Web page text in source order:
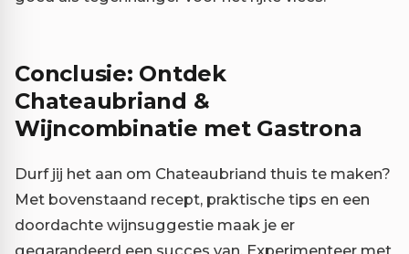
Conclusie: Ontdek
Chateaubriand &
Wijncombinatie met Gastrona
Durf jij het aan om Chateaubriand thuis te maken?
Met bovenstaand recept, praktische tips en een
doordachte wijnsuggestie maak je er
gegarandeerd een succes van. Experimenteer met